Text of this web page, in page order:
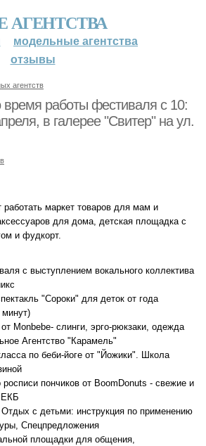
модельные агентства
отзывы
агентств
работы фестиваля с 10:
в галерее "Свитер" на ул.
маркет товаров для мам и
для дома, детская площадка с
и фудкорт.
с выступлением вокального коллектива
"Сороки" для деток от года
Monbebe- слинги, эрго-рюкзаки, одежда
Агентство "Карамель"
по беби-йоге от "Йожики". Школа
пончиков от BoomDonuts - свежие и
ЕКБ
Отдых с детьми: инструкция по применению
Спецпредложения
площадки для общения,